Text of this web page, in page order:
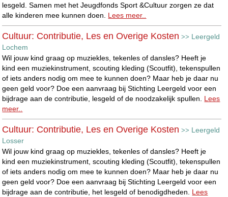
lesgeld. Samen met het Jeugdfonds Sport &Cultuur zorgen ze dat
alle kinderen mee kunnen doen. Lees meer..
Cultuur: Contributie, Les en Overige Kosten >> Leergeld
Lochem
Wil jouw kind graag op muziekles, tekenles of dansles? Heeft je
kind een muziekinstrument, scouting kleding (Scoutfit), tekenspullen
of iets anders nodig om mee te kunnen doen? Maar heb je daar nu
geen geld voor? Doe een aanvraag bij Stichting Leergeld voor een
bijdrage aan de contributie, lesgeld of de noodzakelijk spullen. Lees
meer..
Cultuur: Contributie, Les en Overige Kosten >> Leergeld
Losser
Wil jouw kind graag op muziekles, tekenles of dansles? Heeft je
kind een muziekinstrument, scouting kleding (Scoutfit), tekenspullen
of iets anders nodig om mee te kunnen doen? Maar heb je daar nu
geen geld voor? Doe een aanvraag bij Stichting Leergeld voor een
bijdrage aan de contributie, het lesgeld of benodigdheden. Lees